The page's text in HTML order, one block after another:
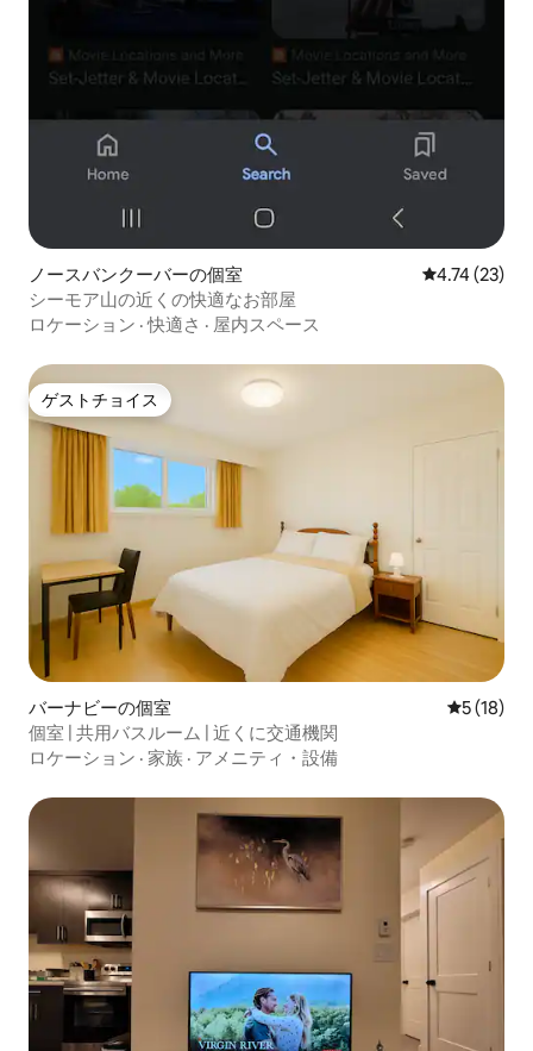
ノースバンクーバーの個室 レビュー23
4.74 (23)
シーモア山の近くの快適なお部屋
ロケーション ·快適さ · 屋内スペース
ゲストチョイス
ゲストチョイス
バーナビーの個室 レビュー
5 (18)
個室 | 共用バスルーム | 近くに交通機関
ロケーション · 家族 · アメニティ・設備